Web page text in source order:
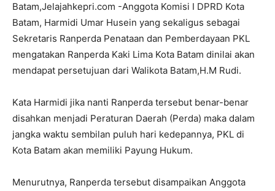
Batam,Jelajahkepri.com -Anggota Komisi I DPRD Kota
Batam, Harmidi Umar Husein yang sekaligus sebagai
Sekretaris Ranperda Penataan dan Pemberdayaan PKL
mengatakan Ranperda Kaki Lima Kota Batam dinilai akan
mendapat persetujuan dari Walikota Batam,H.M Rudi.
Kata Harmidi jika nanti Ranperda tersebut benar-benar
disahkan menjadi Peraturan Daerah (Perda) maka dalam
jangka waktu sembilan puluh hari kedepannya, PKL di
Kota Batam akan memiliki Payung Hukum.
Menurutnya, Ranperda tersebut disampaikan Anggota